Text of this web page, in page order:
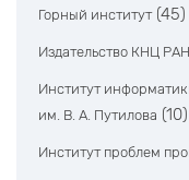
Горный институт (45)
Издательство КНЦ РАН
Институт
им. В. А. Путилова (10)
Институт проблем